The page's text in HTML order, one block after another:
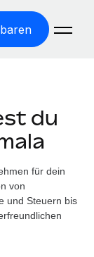
du
für dein
von
und Steuern bis